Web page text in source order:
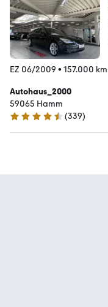
EZ 06/2009 • 157.000 km
Autohaus_2000
59065 Hamm
4.6 Sterne
(339)